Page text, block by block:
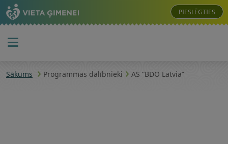
PIESLĒGTIES
Sākums Programmas dalībnieki AS “BDO Latvia”